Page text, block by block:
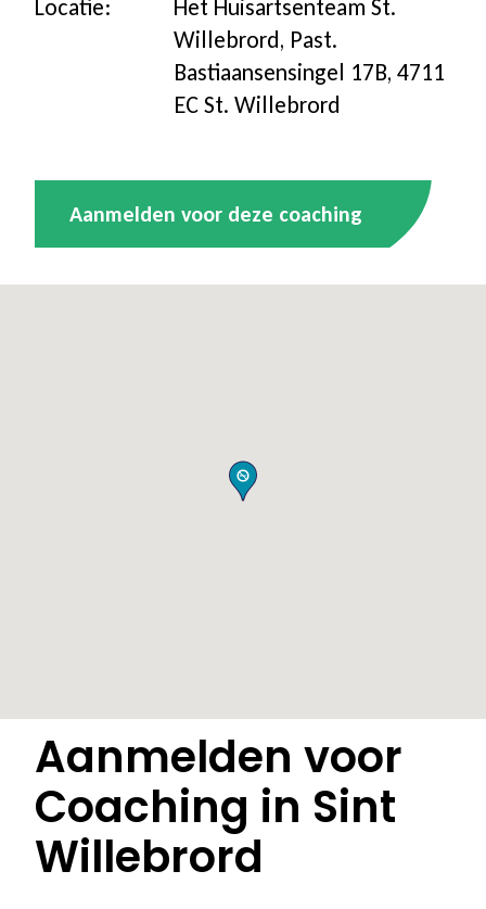
Hulpmiddelen
Voor jongeren
Locatie:
Het Huisartsenteam St.
Willebrord, Past.
Bastiaansensingel 17B, 4711
EC St. Willebrord
Aanmelden voor deze coaching
Aanmelden voor
Coaching in Sint
Willebrord